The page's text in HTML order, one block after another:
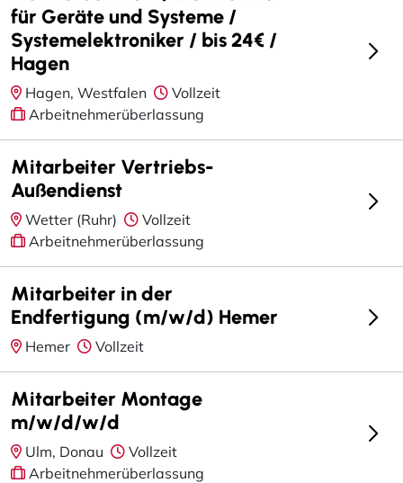
für Geräte und Systeme /
Systemelektroniker / bis 24€ /
Hagen
Hagen, Westfalen
Vollzeit
Arbeitnehmerüberlassung
Mitarbeiter Vertriebs-
Außendienst
Wetter (Ruhr)
Vollzeit
Arbeitnehmerüberlassung
Mitarbeiter in der
Endfertigung (m/w/d) Hemer
Hemer Vollzeit
Mitarbeiter Montage
m/w/d/w/d
Ulm, Donau
Vollzeit
Arbeitnehmerüberlassung